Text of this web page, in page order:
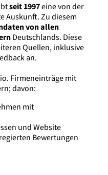
seit 1997eine von der
Auskunft. Zu diesem
von allen
Deutschlands. Diese
Quellen, inklusive
an.
Firmeneinträge mit
davon:
mit
und Website
Bewertungen